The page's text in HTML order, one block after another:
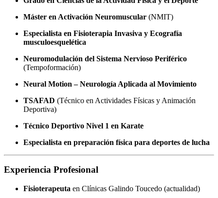
Máster en Activación Neuromuscular (NMIT)
Especialista en Fisioterapia Invasiva y Ecografía
musculoesquelética
Neuromodulación del Sistema Nervioso Periférico
(Tempoformación)
Neural Motion – Neurología Aplicada al Movimiento
TSAFAD (Técnico en Actividades Físicas y Animación
Deportiva)
Técnico Deportivo Nivel 1 en Karate
Especialista en preparación física para deportes de lucha
Experiencia Profesional
Fisioterapeuta en Clínicas Galindo Toucedo (actualidad)